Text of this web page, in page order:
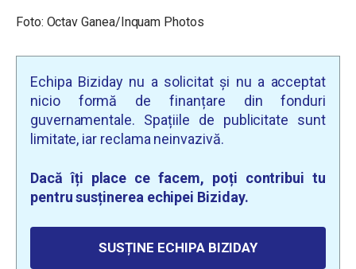
Foto: Octav Ganea/Inquam Photos
Echipa Biziday nu a solicitat și nu a acceptat
nicio formă de finanțare din fonduri
guvernamentale. Spațiile de publicitate sunt
limitate, iar reclama neinvazivă.
Dacă îți place ce facem, poți contribui tu
pentru susținerea echipei Biziday.
SUSȚINE ECHIPA BIZIDAY